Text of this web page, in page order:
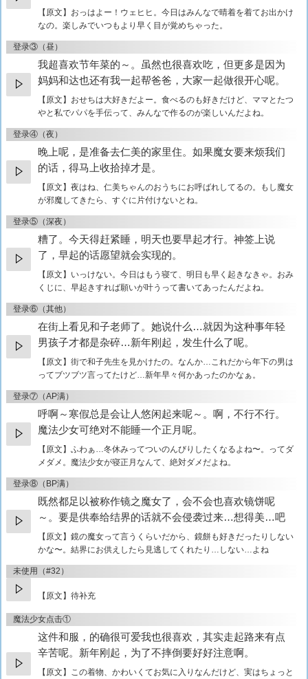
【原文】 おっはよー！ウェヒヒ。今日はみんなで晴着を着てお出かけ
なの。楽しみでいつもより早く目が覚めちゃった。
登录③（昼）
我超喜欢节年菜的～。虽然也很喜欢吃，但更多是因为
妈妈和达也还有我一起帮爸爸，大家一起做很开心呢。
【原文】 おせちは大好きだよー。食べるのも好きだけど、ママとたつ
やと私でパパを手伝って、みんなで作るのが楽しいんだよね。
登录④（夜）
晚上呢，是准备去仁美的家里住。如果魔女要来烦我们
的话，得马上收拾掉才是。
【原文】 夜はね、仁美ちゃんのおうちにお呼ばれしてるの。もし魔女
が邪魔してきたら、すぐに片付けないとね。
登录⑤（深夜）
糟了。今天得赶紧睡，明天也要早起才行。神签上说
了，早起的话愿望就会实现的。
【原文】 いっけない。今日はもう寝て、明日も早く起きなきゃ。おみ
くじに、早起きすれば願いが叶うって書いてあったんだよね。
登录⑥（其他）
在街上看见和子老师了。她说什么…就因为这种事年轻
男孩子才都是杂碎…新年刚起，发生什么了呢。
【原文】 街で和子先生を見かけたの。なんか…これだから年下の男は
ってブツブツ言ってたけど…新年早々何かあったのかなぁ。
登录⑦（AP满）
呼啊～寒假总是会让人悠闲起来呢～。啊，不行不行。
魔法少女可绝对不能睡一个正月呢。
【原文】 ふわぁ…冬休みってついのんびりしたくなるよね〜。ってダ
メダメ。魔法少女が寝正月なんて、絶対ダメだよね。
登录⑧（BP满）
既然都足以被称作镜之魔女了，会不会也喜欢镜饼呢
～。要是供奉给结界的话就不会侵袭过来…想得美…吧
【原文】 鏡の魔女って言うくらいだから、鏡餅も好きだったりしない
かな〜。結界にお供えしたら見逃してくれたり…しない…よね
未使用（#32）
【原文】待补充
魔法少女点击①
这件和服，的确很可爱我也很喜欢，其实走起路来有点
辛苦呢。新年刚起，为了不摔倒要好好注意啊。
【原文】 この着物、かわいくてお気に入りなんだけど、実はちょっと